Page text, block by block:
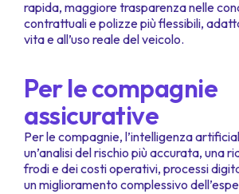
rapida, maggiore trasparenza nelle
contrattuali e polizze più flessibili,
vita e all’uso reale del veicolo.
Per le compagnie
assicurative
Per le compagnie, l’intelligenza
un’analisi del rischio più accurata, una
frodi e dei costi operativi, processi
un miglioramento complessivo